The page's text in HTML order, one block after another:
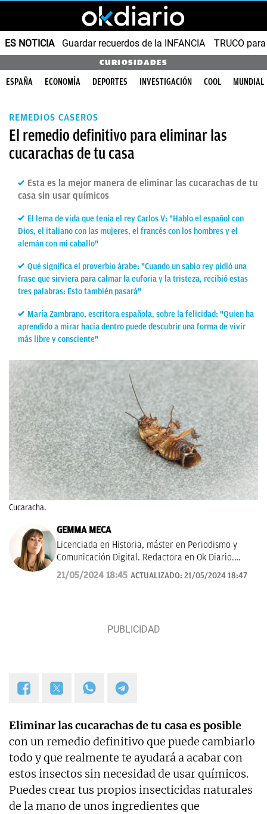
ES NOTICIA Guardar recuerdos de la INFANCIA TRUCO
CURIOSIDADES
ESPAÑA ECONOMÍA DEPORTES INVESTIGACIÓN COOL MUNDIAL
REMEDIOS CASEROS
El remedio definitivo para eliminar las
cucarachas de tu casa
Esta es la mejor manera de eliminar las cucarachas de tu
casa sin usar químicos
El lema de vida que tenía el rey Carlos V: "Hablo el español con
Dios, el italiano con las mujeres, el francés con los hombres y el
alemán con mi caballo"
Qué significa el proverbio árabe: "Cuando un sabio rey pidió una
frase que sirviera para calmar la euforia y la tristeza, recibió estas
tres palabras: Esto también pasará"
María Zambrano, escritora española, sobre la felicidad: "Quien ha
aprendido a mirar hacia dentro puede descubrir una forma de vivir
más libre y consciente"
Cucaracha.
GEMMA MECA
Licenciada en Historia, máster en Periodismo y
Comunicación Digital. Redactora en Ok Diario.
Cuento historias, soy amante de los astros, sigo a la
luna, los TT de Twitter y las tendencias en moda.
21/05/2024 18:45 ACTUALIZADO: 21/05/2024 18:47
Eliminar las cucarachas de tu casa es posible
con un remedio definitivo que puede cambiarlo
todo y que realmente te ayudará a acabar con
estos insectos sin necesidad de usar químicos.
Puedes crear tus propios insecticidas naturales
de la mano de unos ingredientes que